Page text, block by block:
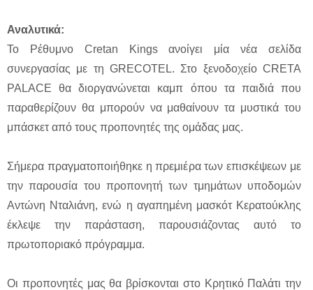
Αναλυτικά:
Το Ρέθυμνο Cretan Kings ανοίγει μία νέα σελίδα
συνεργασίας με τη GRECOTEL. Στο ξενοδοχείο CRETA
PALACE θα διοργανώνεται καμπ όπου τα παιδιά που
παραθερίζουν θα μπορούν να μαθαίνουν τα μυστικά του
μπάσκετ από τους προπονητές της ομάδας μας.
Σήμερα πραγματοποιήθηκε η πρεμιέρα των επισκέψεων με
την παρουσία του προπονητή των τμημάτων υποδομών
Αντώνη Νταλιάνη, ενώ η αγαπημένη μασκότ Κερατούκλης
έκλεψε την παράσταση, παρουσιάζοντας αυτό το
πρωτοποριακό πρόγραμμα.
Οι προπονητές μας θα βρίσκονται στο Κρητικό Παλάτι την